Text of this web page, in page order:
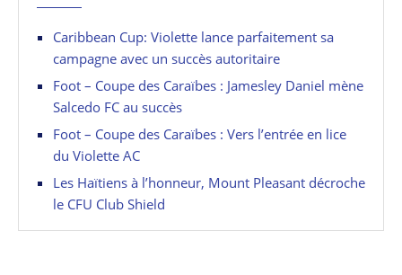
Caribbean Cup: Violette lance parfaitement sa
campagne avec un succès autoritaire
Foot – Coupe des Caraïbes : Jamesley Daniel mène
Salcedo FC au succès
Foot – Coupe des Caraïbes : Vers l’entrée en lice
du Violette AC
Les Haïtiens à l’honneur, Mount Pleasant décroche
le CFU Club Shield